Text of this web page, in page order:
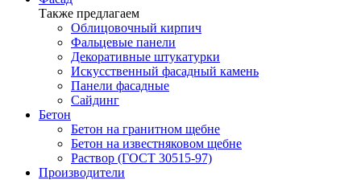
Также предлагаем
Облицовочный кирпич
Фальцевые панели
Декоративные штукатурки
Искусственный фасадный камень
Панели фасадные
Сайдинг
Бетон
Бетон на гранитном щебне
Бетон на известняковом щебне
Раствор (ГОСТ 30515-97)
Производители